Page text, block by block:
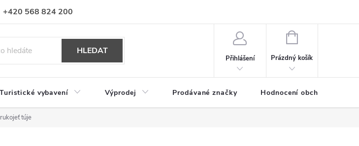
+420 568 824 200
Hodnocení obchodu
HLEDAT
Přihlášení
NÁKUPNÍ
Prázdný košík
Turistické vybavení Výprodej Prodávané značky Hodnocení obchodu
túje